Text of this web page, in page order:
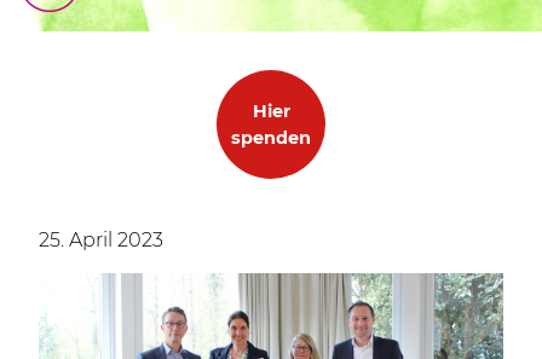
Hier
spenden
25. April 2023